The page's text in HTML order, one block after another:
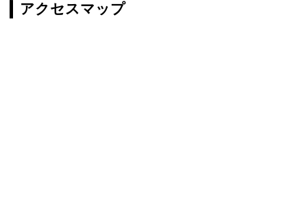
アクセスマップ